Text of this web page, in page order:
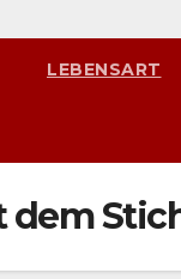
LEBENSART
dem